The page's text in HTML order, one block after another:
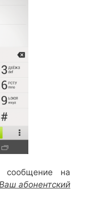
сообщение на
абонентский